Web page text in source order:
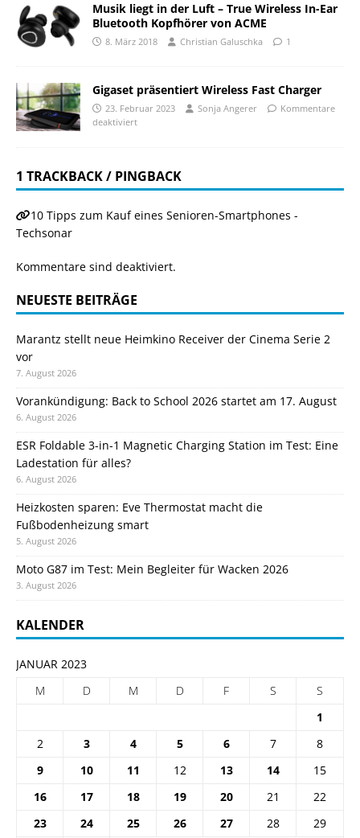
Musik liegt in der Luft – True Wireless In-Ear
Bluetooth Kopfhörer von ACME
8. März 2018 Christian Galuschka 1
Gigaset präsentiert Wireless Fast Charger
23. Februar 2023 Sonja Angerer
Kommentare
deaktiviert
1 TRACKBACK / PINGBACK
10 Tipps zum Kauf eines Senioren-Smartphones -
Techsonar
Kommentare sind deaktiviert.
NEUESTE BEITRÄGE
Marantz stellt neue Heimkino Receiver der Cinema Serie 2
vor
7. August 2026
Vorankündigung: Back to School 2026 startet am 17. August
6. August 2026
ESR Foldable 3-in-1 Magnetic Charging Station im Test: Eine
Ladestation für alles?
6. August 2026
Heizkosten sparen: Eve Thermostat macht die
Fußbodenheizung smart
5. August 2026
Moto G87 im Test: Mein Begleiter für Wacken 2026
3. August 2026
KALENDER
JANUAR 2023
M
D M D F S
S
1
2
3 4 5 6 7
8
9
10 11 12 13 14
15
16
17 18 19 20 21
22
23
24 25 26 27 28 29